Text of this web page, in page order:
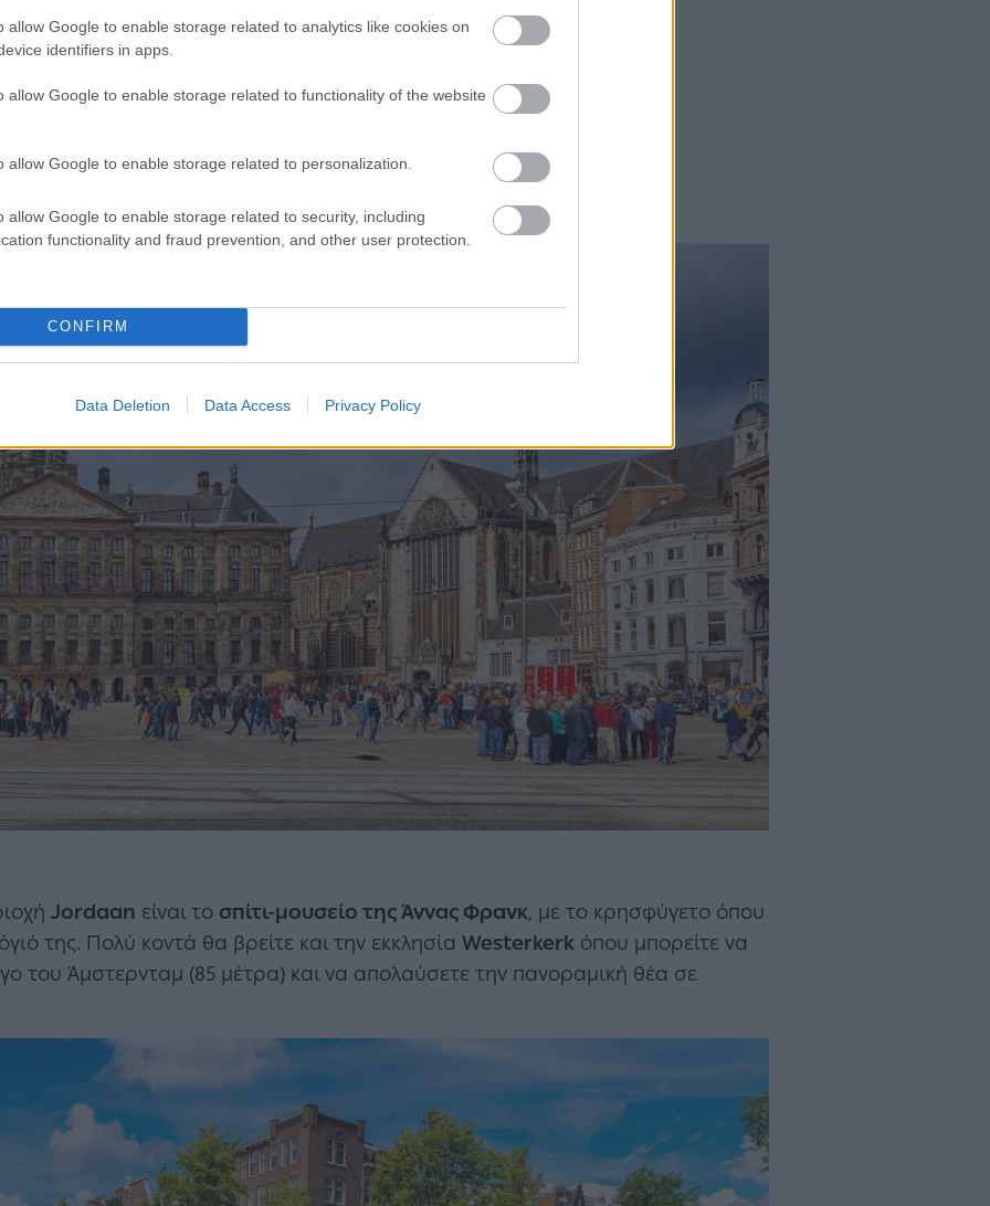
allow Google to enable storage related to analytics like cookies on
identifiers in apps.
allow Google to enable storage related to functionality of the website
allow Google to enable storage related to personalization.
allow Google to enable storage related to security, including
functionality and fraud prevention, and other user protection.
CONFIRM
Data Deletion Data Access Privacy Policy
Jordaan είναι το σπίτι-μουσείο της Άννας Φρανκ, με το κρησφύγετο όπου
της. Πολύ κοντά θα βρείτε και την εκκλησία Westerkerk όπου μπορείτε να
του Άμστερνταμ (85 μέτρα) και να απολαύσετε την πανοραμική θέα σε